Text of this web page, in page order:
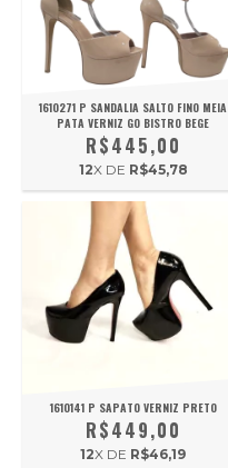
1610271 P SANDALIA SALTO FINO MEIA
PATA VERNIZ GO BISTRO BEGE
R$445,00
12X DE R$45,78
1610141 P SAPATO VERNIZ PRETO
R$449,00
12X DE R$46,19